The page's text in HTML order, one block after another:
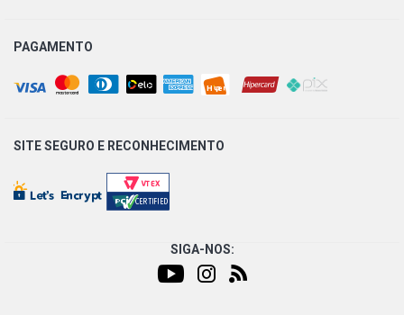
PAGAMENTO
SITE SEGURO E RECONHECIMENTO
SIGA-NOS: